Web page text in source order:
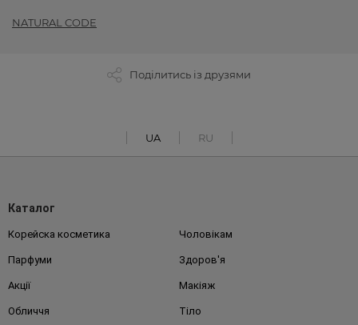
NATURAL CODE
Поділитись із друзями
UA RU
Каталог
Корейска косметика Чоловікам
Парфуми Здоров'я
Акції Макіяж
Обличчя Тіло